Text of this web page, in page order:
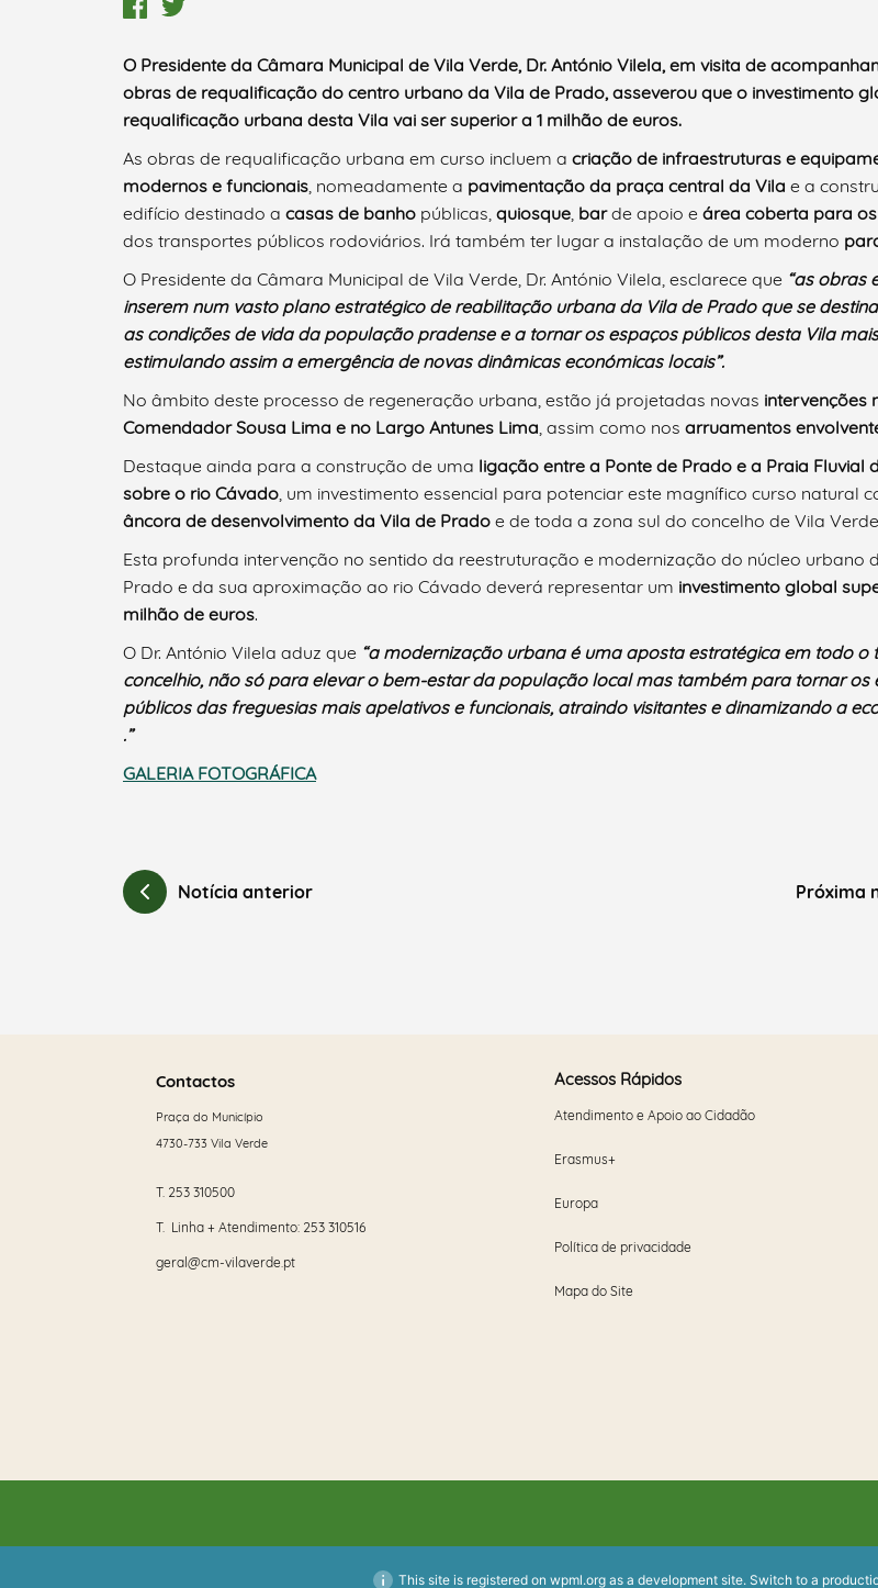
Termo de Pesquisa
Categorias gerais
Filtros
O Presidente da Câmara Municipal de Vila Verde, Dr. António Vilela, em visita de
obras de requalificação do centro urbano da Vila de Prado, asseverou que o investimento
requalificação urbana desta Vila vai ser superior a 1 milhão de euros.
As obras de requalificação urbana em curso incluem a criação de infraestruturas e
modernos e funcionais, nomeadamente a pavimentação da praça central da Vila e a
edifício destinado a casas de banho públicas, quiosque, barde apoio e área coberta para
dos transportes públicos rodoviários. Irá também ter lugar a instalação de um moderno
O Presidente da Câmara Municipal de Vila Verde, Dr. António Vilela, esclarece que “as obras
inserem num vasto plano estratégico de reabilitação urbana da Vila de Prado que se
as condições de vida da população pradense e a tornar os espaços públicos desta Vila
estimulando assim a emergência de novas dinâmicas económicas locais”.
No âmbito deste processo de regeneração urbana, estão já projetadas novas intervenções
Comendador Sousa Lima e no Largo Antunes Lima, assim como nos arruamentos
Destaque ainda para a construção de uma ligação entre a Ponte de Prado e a Praia Fluvial
sobre o rio Cávado, um investimento essencial para potenciar este magnífico curso natural
âncora de desenvolvimento da Vila de Prado e de toda a zona sul do concelho de Vila
Esta profunda intervenção no sentido da reestruturação e modernização do núcleo urbano
Prado e da sua aproximação ao rio Cávado deverá representar um investimento global
milhão de euros.
O Dr. António Vilela aduz que “a modernização urbana é uma aposta estratégica em todo o
concelhio, não só para elevar o bem-estar da população local mas também para tornar os
públicos das freguesias mais apelativos e funcionais, atraindo visitantes e dinamizando a
.”
GALERIA FOTOGRÁFICA
Notícia anterior Próxima
Contactos
Praça do Município
4730-733 Vila Verde
T. 253 310500
T. Linha + Atendimento: 253 310516
geral@cm-vilaverde.pt
Acessos Rápidos
Atendimento e Apoio ao Cidadão
Erasmus+
Europa
Política de privacidade
Mapa do Site
This site is registered on wpml.orgas a development site. Switch to a